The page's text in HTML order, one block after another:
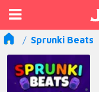
Sprunki Beats